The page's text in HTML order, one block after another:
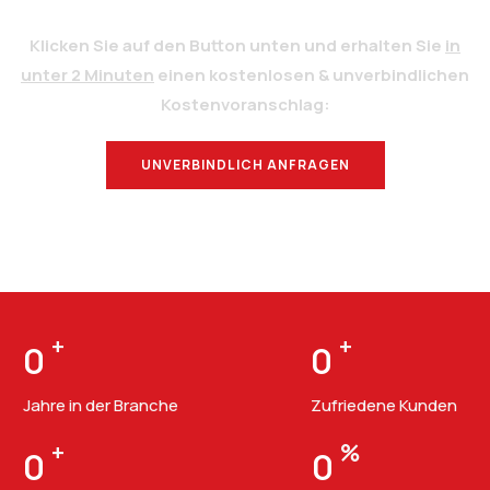
Klicken Sie auf den Button unten und erhalten Sie in
unter 2 Minuten einen kostenlosen & unverbindlichen
Kostenvoranschlag:
UNVERBINDLICH ANFRAGEN
0 +
Jahre in der Branche
0 +
Zufriedene Kunden
0 + 0 %